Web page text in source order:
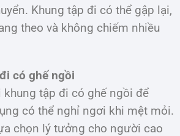
Khung tập đi có thể gập lại,
theo và không chiếm nhiều
có ghế ngồi
tập đi có ghế ngồi để
có thể nghỉ ngơi khi mệt mỏi.
chọn lý tưởng cho người cao